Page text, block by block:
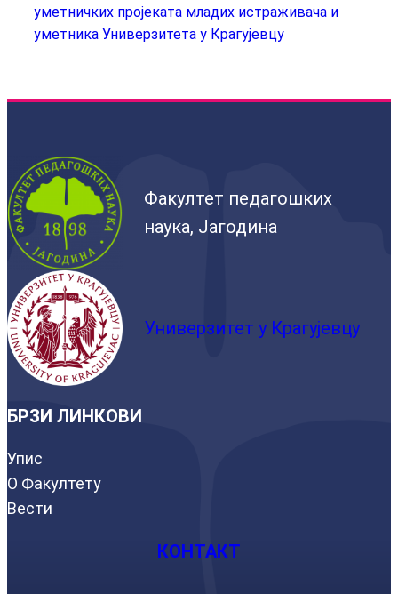
уметничких пројеката младих истраживача и
уметника Универзитета у Крагујевцу
Факултет педагошких
наука, Јагодина
Универзитет у Крагујевцу
БРЗИ ЛИНКОВИ
Упис
О Факултету
Вести
КОНТАКТ